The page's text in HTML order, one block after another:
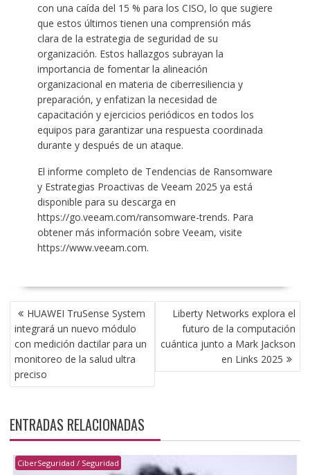
con una caída del 15 % para los CISO, lo que sugiere
que estos últimos tienen una comprensión más
clara de la estrategia de seguridad de su
organización. Estos hallazgos subrayan la
importancia de fomentar la alineación
organizacional en materia de ciberresiliencia y
preparación, y enfatizan la necesidad de
capacitación y ejercicios periódicos en todos los
equipos para garantizar una respuesta coordinada
durante y después de un ataque.
El informe completo de Tendencias de Ransomware
y Estrategias Proactivas de Veeam 2025 ya está
disponible para su descarga en
https://go.veeam.com/ransomware-trends. Para
obtener más información sobre Veeam, visite
https://www.veeam.com.
NAVEGACIÓN
DE
ENTRADAS
HUAWEI TruSense System
integrará un nuevo módulo
con medición dactilar para un
monitoreo de la salud ultra
preciso
Liberty Networks explora el
futuro de la computación
cuántica junto a Mark Jackson
en Links 2025
ENTRADAS RELACIONADAS
CiberSeguridad / Seguridad